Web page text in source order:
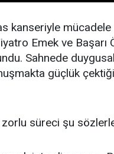
kanseriyle
Emek ve
Sahnede
güçlük
süreci şu